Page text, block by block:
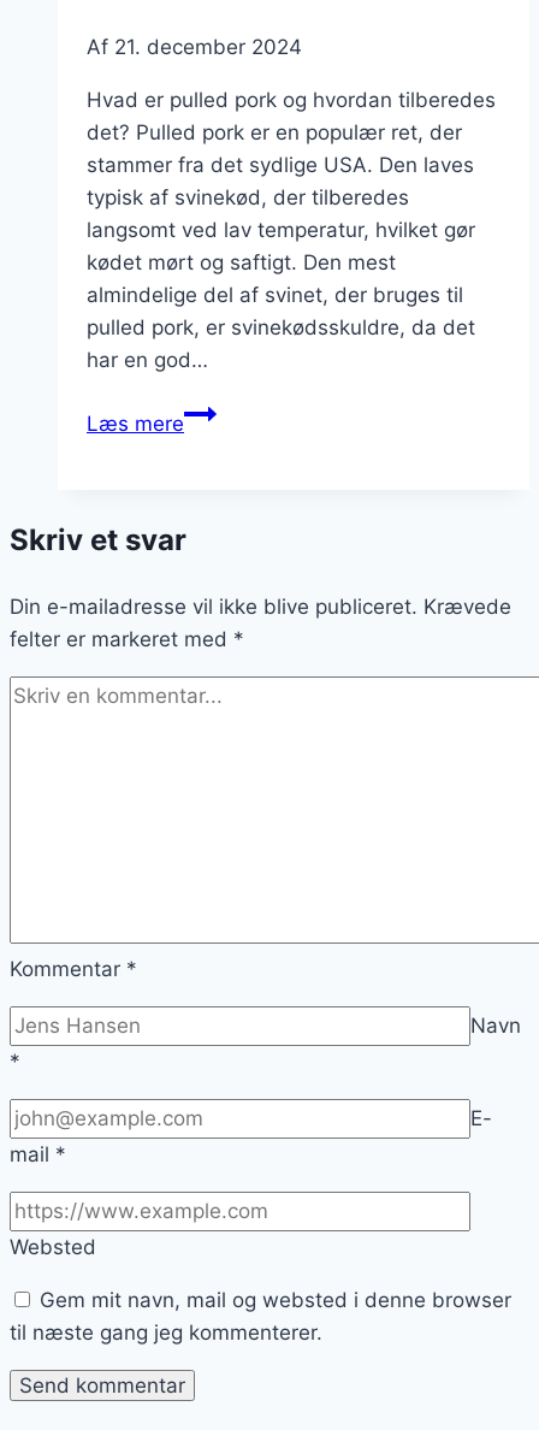
Af 21. december 2024
Hvad er pulled pork og hvordan tilberedes
det? Pulled pork er en populær ret, der
stammer fra det sydlige USA. Den laves
typisk af svinekød, der tilberedes
langsomt ved lav temperatur, hvilket gør
kødet mørt og saftigt. Den mest
almindelige del af svinet, der bruges til
pulled pork, er svinekødsskuldre, da det
har en god…
Læs merePulled
sauce
grillfesten
Skriv et svar
Din e-mailadresse vil ikke blive publiceret. Krævede
felter er markeret med *
Kommentar *
Navn
*
E-
mail *
Websted
Gem mit navn, mail og websted i denne browser
til næste gang jeg kommenterer.